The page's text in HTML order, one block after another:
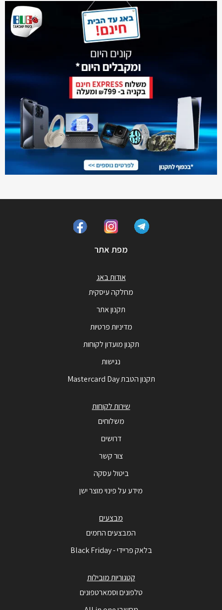
מפת אתר
אודות באג
מחלקה עיסקית
תקנון אתר
מדיניות פרטיות
תקנון מועדון לקוחות
נגישות
תקנון הטבת Mastercard Day
שירות לקוחות
משלוחים
דרושים
צור קשר
ביטול עסקה
מידע על פינוי מוצר ישן
מבצעים
המבצעים החמים
בלאק פריידי - Black Friday
קטגוריות מובילות
טלפונים וסמארטפונים